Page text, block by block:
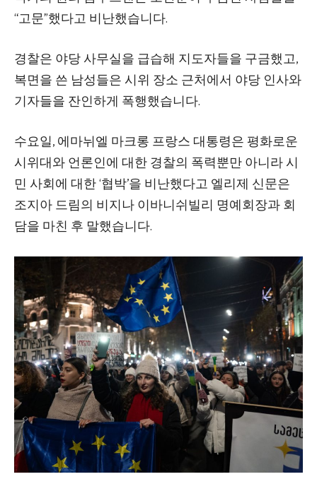
“고문”했다고 비난했습니다.
경찰은 야당 사무실을 급습해 지도자들을 구금했고,
복면을 쓴 남성들은 시위 장소 근처에서 야당 인사와
기자들을 잔인하게 폭행했습니다.
수요일, 에마뉘엘 마크롱 프랑스 대통령은 평화로운
시위대와 언론인에 대한 경찰의 폭력뿐만 아니라 시
민 사회에 대한 ‘협박’을 비난했다고 엘리제 신문은
조지아 드림의 비지나 이바니쉬빌리 명예회장과 회
담을 마친 후 말했습니다.